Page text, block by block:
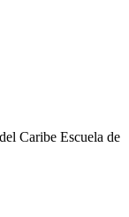
Caribe Escuela de